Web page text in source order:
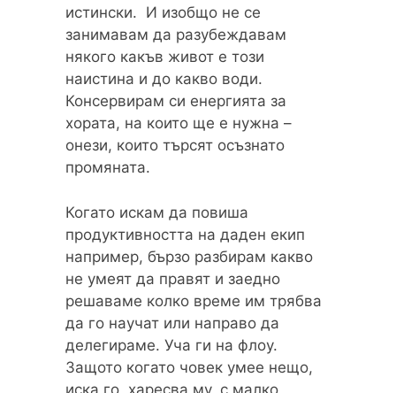
истински. И изобщо не се
занимавам да разубеждавам
някого какъв живот е този
наистина и до какво води.
Консервирам си енергията за
хората, на които ще е нужна –
онези, които търсят осъзнато
промяната.
Когато искам да повиша
продуктивността на даден екип
например, бързо разбирам какво
не умеят да правят и заедно
решаваме колко време им трябва
да го научат или направо да
делегираме. Уча ги на флоу.
Защото когато човек умее нещо,
иска го, харесва му, с малко